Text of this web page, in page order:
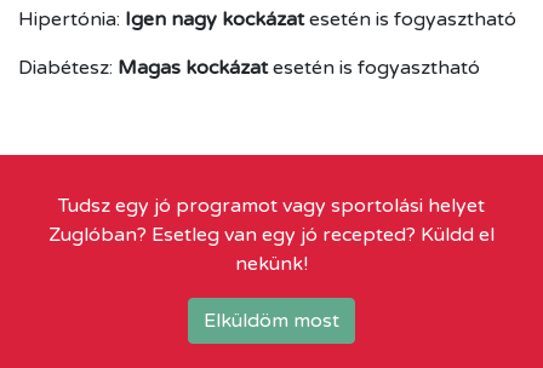
Hipertónia: Igen nagy kockázatesetén is fogyasztható
Diabétesz: Magas kockázatesetén is fogyasztható
Tudsz egy jó programot vagy sportolási helyet
Zuglóban? Esetleg van egy jó recepted? Küldd el
nekünk!
Elküldöm most